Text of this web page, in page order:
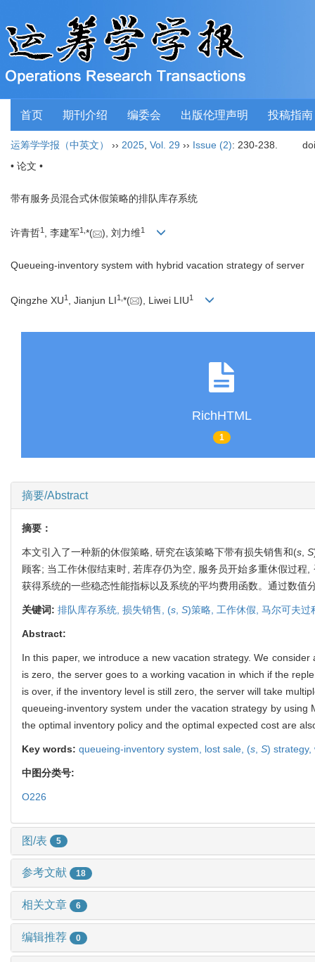
首页 期刊介绍 编委会 出版伦理声明 投稿指南
运筹学学报（中英文） ›› 2025 Vol. 29 ›› Issue (2): 230-238.
• 论文 •
带有服务员混合式休假策略的排队库存系统
许青哲1 , 李建军1 *( ), 刘力维1
Queueing-inventory system with hybrid vacation strategy of server
Qingzhe XU1 , Jianjun LI1 *( ), Liwei LIU1
RichHTML
1
摘要/Abstract
摘要：
本文引入了一种新的休假策略, 研究在该策略下带有损失销售和(s S
顾客; 当工作休假结束时, 若库存仍为空, 服务员开始多重休假过
获得系统的一些稳态性能指标以及系统的平均费用函数。通过数值
关键词: 排队库存系统, 损失销售, (s S)策略, 工作休假, 马尔可夫过
Abstract:
In this paper, we introduce a new vacation strategy. We
is zero, the server goes to a working vacation in which if the
is over, if the inventory level is still zero, the server will take
queueing-inventory system under the vacation strategy by
the optimal inventory policy and the optimal expected cost are
Key words: queueing-inventory system, lost sale, (s S) strategy,
中图分类号:
O226
图/表 5
参考文献 18
相关文章 6
编辑推荐 0